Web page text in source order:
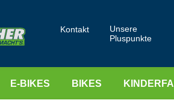
Kontakt
Unsere
Pluspunkte
E-BIKES BIKES